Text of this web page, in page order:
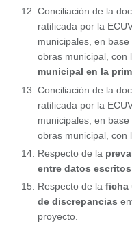
Conciliación de la
ratificada por la
municipales, en
obras municipal, con
municipal en la
Conciliación de la
ratificada por la
municipales, en
obras municipal, con
Respecto de la
entre datos
Respecto de la ficha
de discrepancias
proyecto.